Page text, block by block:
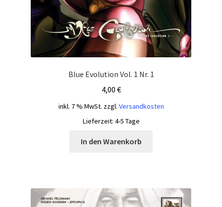
Blue Evolution Vol. 1 Nr. 1
4,00 €
inkl. 7 % MwSt. zzgl. Versandkosten
Lieferzeit: 4-5 Tage
In den Warenkorb